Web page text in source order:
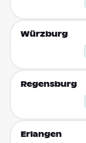
Würzburg
Regensburg
Erlangen